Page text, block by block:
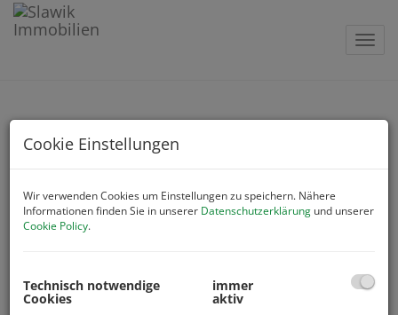
IMMOBILIEN - VERWALTER
Ihr Haus wird von uns bestens verwaltet. Über 60 Jahre
garantieren besten Ertrag
Cookie Einstellungen
Wir verwenden Cookies um Einstellungen zu speichern. Nähere
Informationen finden Sie in unserer Datenschutzerklärung und unserer
Cookie Policy.
Technisch notwendige
Cookies
immer
aktiv